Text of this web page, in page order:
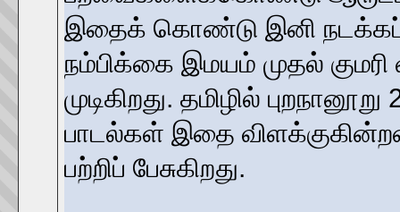
இதைக் கொண்டு இனி நடக்கப்
நம்பிக்கை இமயம் முதல்
முடிகிறது. தமிழில்
பாடல்கள் இதை
பற்றிப் பேசுகிறது.